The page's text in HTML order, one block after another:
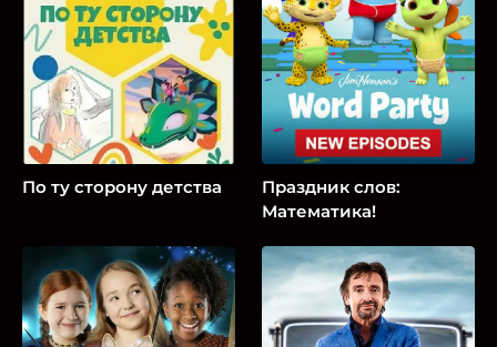
По ту сторону детства
Праздник слов:
Математика!